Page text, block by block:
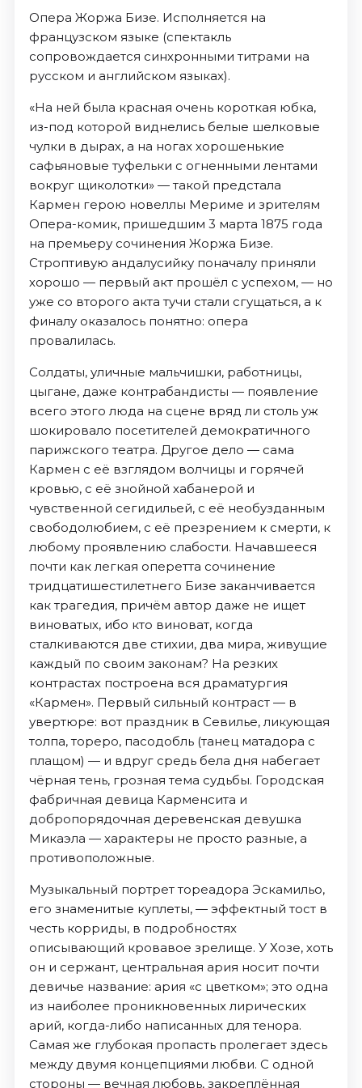
Опера Жоржа Бизе. Исполняется на
французском языке (спектакль
сопровождается синхронными титрами на
русском и английском языках).
«На ней была красная очень короткая юбка,
из-под которой виднелись белые шелковые
чулки в дырах, а на ногах хорошенькие
сафьяновые туфельки с огненными лентами
вокруг щиколотки» — такой предстала
Кармен герою новеллы Мериме и зрителям
Опера-комик, пришедшим 3 марта 1875 года
на премьеру сочинения Жоржа Бизе.
Строптивую андалусийку поначалу приняли
хорошо — первый акт прошёл с успехом, — но
уже со второго акта тучи стали сгущаться, а к
финалу оказалось понятно: опера
провалилась.
Солдаты, уличные мальчишки, работницы,
цыгане, даже контрабандисты — появление
всего этого люда на сцене вряд ли столь уж
шокировало посетителей демократичного
парижского театра. Другое дело — сама
Кармен с её взглядом волчицы и горячей
кровью, с её знойной хабанерой и
чувственной сегидильей, с её необузданным
свободолюбием, с её презрением к смерти, к
любому проявлению слабости. Начавшееся
почти как легкая оперетта сочинение
тридцатишестилетнего Бизе заканчивается
как трагедия, причём автор даже не ищет
виноватых, ибо кто виноват, когда
сталкиваются две стихии, два мира, живущие
каждый по своим законам? На резких
контрастах построена вся драматургия
«Кармен». Первый сильный контраст — в
увертюре: вот праздник в Севилье, ликующая
толпа, тореро, пасодобль (танец матадора с
плащом) — и вдруг средь бела дня набегает
чёрная тень, грозная тема судьбы. Городская
фабричная девица Карменсита и
добропорядочная деревенская девушка
Микаэла — характеры не просто разные, а
противоположные.
Музыкальный портрет тореадора Эскамильо,
его знаменитые куплеты, — эффектный тост в
честь корриды, в подробностях
описывающий кровавое зрелище. У Хозе, хоть
он и сержант, центральная ария носит почти
девичье название: ария «с цветком»; это одна
из наиболее проникновенных лирических
арий, когда-либо написанных для тенора.
Самая же глубокая пропасть пролегает здесь
между двумя концепциями любви. С одной
стороны — вечная любовь, закреплённая